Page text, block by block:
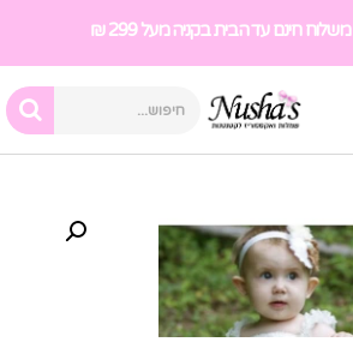
חינם עד הבית בקניה מעל 299 ₪